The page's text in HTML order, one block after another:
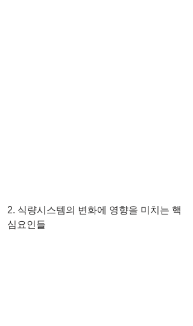
2. 식량시스템의 변화에 영향을 미치는 핵
심요인들